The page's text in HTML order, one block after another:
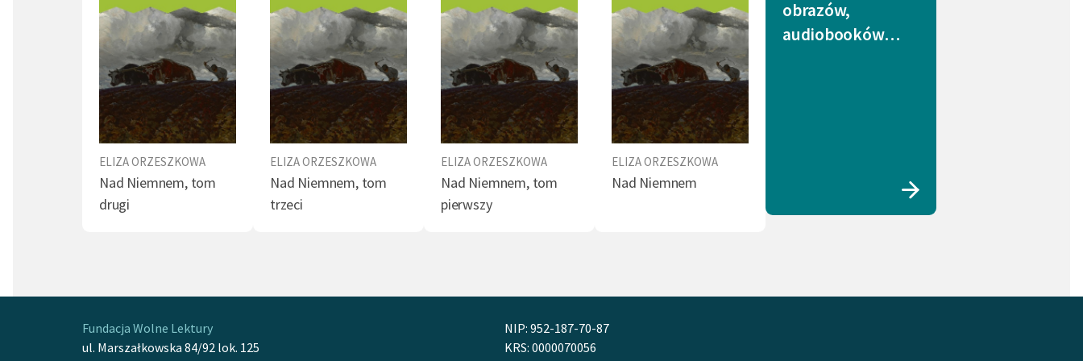
ELIZA ORZESZKOWA
Nad Niemnem, tom
drugi
ELIZA ORZESZKOWA
Nad Niemnem, tom
trzeci
ELIZA ORZESZKOWA
Nad Niemnem, tom
pierwszy
ELIZA ORZESZKOWA
Nad Niemnem
obrazów,
audiobooków…
Fundacja Wolne Lektury
ul. Marszałkowska 84/92 lok. 125
NIP: 952-187-70-87
KRS: 0000070056